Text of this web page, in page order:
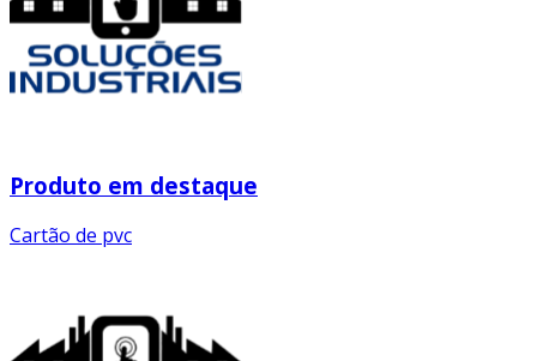
Produto em destaque
Cartão de pvc